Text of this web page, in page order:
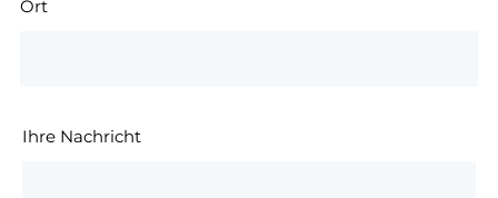
Ort
Ihre Nachricht